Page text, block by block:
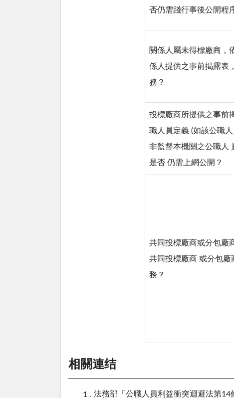
否仍需踐行事後公開程
關係人屬未得標廠商，
係人提供之事前揭露表
務？
投標廠商所提供之事前
職人員定義 (如該公職
非監督本機關之公職人
是否 仍需上網公開？
共同投標廠商或分包廠
共同投標廠商 或分包
務？
相關連结
法務部「公職人員利益衝突迴避法第14